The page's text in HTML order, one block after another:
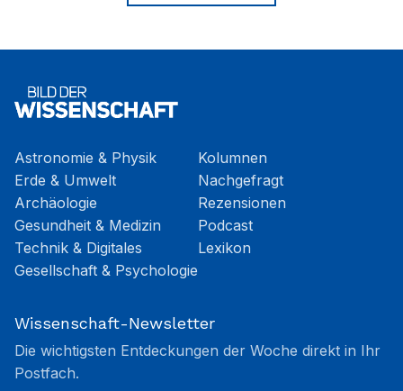
Astronomie & Physik
Erde & Umwelt
Archäologie
Gesundheit & Medizin
Technik & Digitales
Gesellschaft & Psychologie
Kolumnen
Nachgefragt
Rezensionen
Podcast
Lexikon
Wissenschaft-Newsletter
Die wichtigsten Entdeckungen der Woche direkt in Ihr
Postfach.